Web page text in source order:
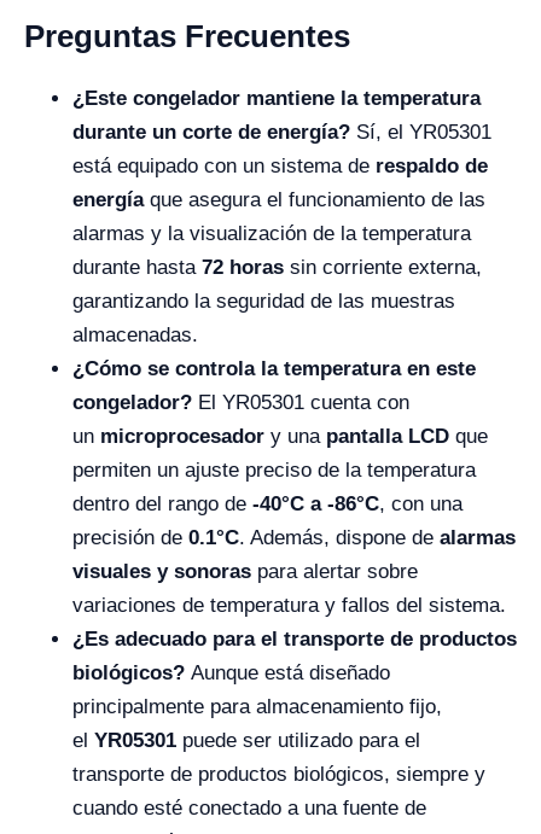
Preguntas Frecuentes
¿Este congelador mantiene la temperatura
durante un corte de energía? Sí, el YR05301
está equipado con un sistema de respaldo de
energíaque asegura el funcionamiento de las
alarmas y la visualización de la temperatura
durante hasta 72 horas sin corriente externa,
garantizando la seguridad de las muestras
almacenadas.
¿Cómo se controla la temperatura en este
congelador? El YR05301 cuenta con
un microprocesador y una pantalla LCD que
permiten un ajuste preciso de la temperatura
dentro del rango de -40°C a -86°C, con una
precisión de 0.1°C. Además, dispone de alarmas
visuales y sonoras para alertar sobre
variaciones de temperatura y fallos del sistema.
¿Es adecuado para el transporte de productos
biológicos? Aunque está diseñado
principalmente para almacenamiento fijo,
el YR05301 puede ser utilizado para el
transporte de productos biológicos, siempre y
cuando esté conectado a una fuente de